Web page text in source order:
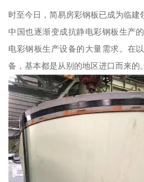
时至今日，简易房彩钢板已成为临建
中国也逐渐变成抗静电彩钢板生产
电彩钢板生产设备的大量需求。在
备，基本都是从别的地区进口而来的。